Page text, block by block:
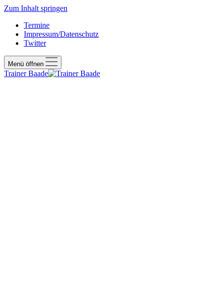
Zum Inhalt springen
Termine
Impressum/Datenschutz
Twitter
Menü öffnen
Trainer Baade